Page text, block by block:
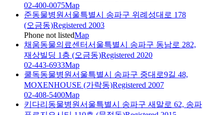
02-400-0075Map
준동물병원서울특별시 송파구 위례성대로 178
(오금동)Registered 2003
Phone not listedMap
채움동물의료센터서울특별시 송파구 동남로 282,
재상빌딩 1층 (오금동)Registered 2020
02-443-6933Map
쿨독동물병원서울특별시 송파구 중대로9길 48,
MOXENHOUSE (가락동)Registered 2007
02-408-5400Map
키다리동물병원서울특별시 송파구 새말로 62, 송파